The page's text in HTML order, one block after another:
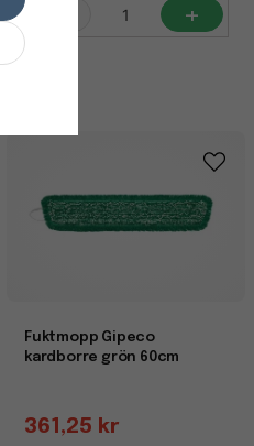
+
Fuktmopp Gipeco
kardborre grön 60cm
361,25 kr